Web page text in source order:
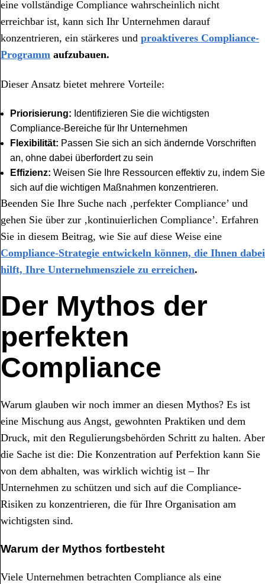
eine vollständige Compliance wahrscheinlich nicht
erreichbar ist, kann sich Ihr Unternehmen darauf
konzentrieren, ein stärkeres und proaktiveres Compliance-
Programm aufzubauen.
Dieser Ansatz bietet mehrere Vorteile:
Priorisierung: Identifizieren Sie die wichtigsten
Compliance-Bereiche für Ihr Unternehmen
Flexibilität: Passen Sie sich an sich ändernde Vorschriften
an, ohne dabei überfordert zu sein
Effizienz: Weisen Sie Ihre Ressourcen effektiv zu, indem Sie
sich auf die wichtigen Maßnahmen konzentrieren.
Beenden Sie Ihre Suche nach ‚perfekter Compliance’ und
gehen Sie über zur ‚kontinuierlichen Compliance’. Erfahren
Sie in diesem Beitrag, wie Sie auf diese Weise eine
Compliance-Strategie entwickeln können, die Ihnen dabei
hilft, Ihre Unternehmensziele zu erreichen.
Der Mythos der
perfekten
Compliance
Warum glauben wir noch immer an diesen Mythos? Es ist
eine Mischung aus Angst, gewohnten Praktiken und dem
Druck, mit den Regulierungsbehörden Schritt zu halten. Aber
die Sache ist die: Die Konzentration auf Perfektion kann Sie
von dem abhalten, was wirklich wichtig ist – Ihr
Unternehmen zu schützen und sich auf die Compliance-
Risiken zu konzentrieren, die für Ihre Organisation am
wichtigsten sind.
Warum der Mythos fortbesteht
Viele Unternehmen betrachten Compliance als eine